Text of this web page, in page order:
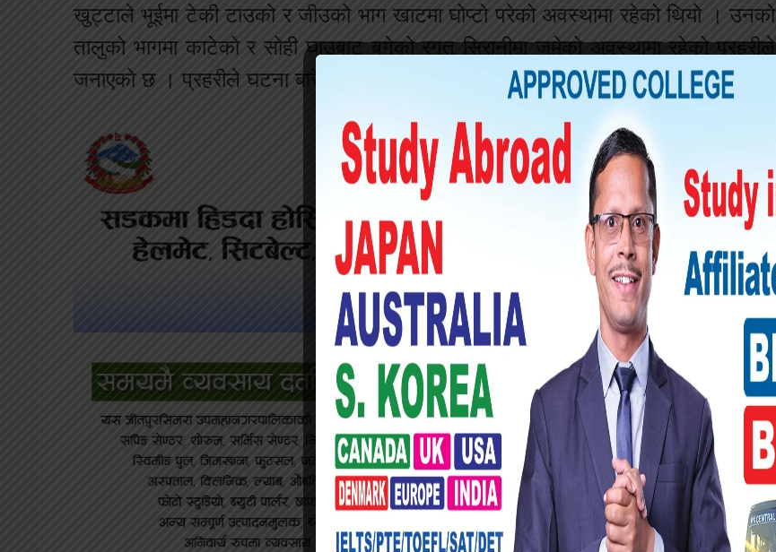
खुट्टाले भूईमा टेकी टाउको र जीउको भाग खाटमा घोप्टो परेको अवस्थामा रहेको थियो । उनको
तालुको भागमा काटेको र सोही घाउबाट बगेको रगत सिरानीमा जमेको अवस्थामा रहेको प्रहरीले
जनाएको छ । प्रहरीले घटना बारे थप अनुसन्धान गरिरहेको छ ।